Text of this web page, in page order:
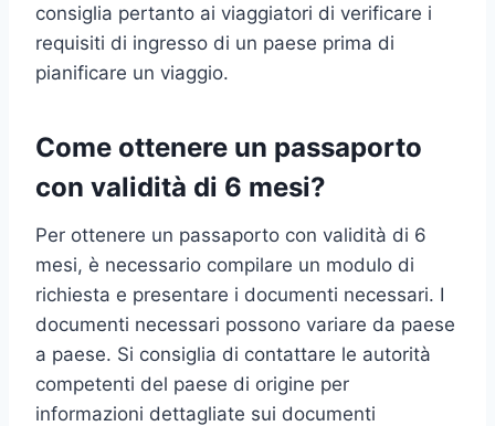
consiglia pertanto ai viaggiatori di verificare i
requisiti di ingresso di un paese prima di
pianificare un viaggio.
Come ottenere un passaporto
con validità di 6 mesi?
Per ottenere un passaporto con validità di 6
mesi, è necessario compilare un modulo di
richiesta e presentare i documenti necessari. I
documenti necessari possono variare da paese
a paese. Si consiglia di contattare le autorità
competenti del paese di origine per
informazioni dettagliate sui documenti